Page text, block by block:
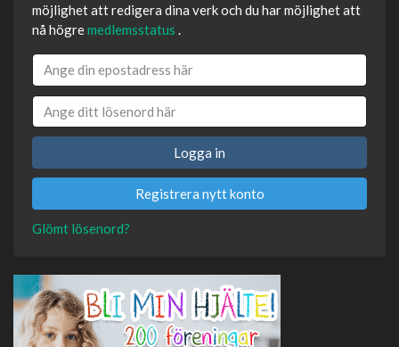
möjlighet att redigera dina verk och du har möjlighet att
nå högremedlemsstatus .
Logga in
Registrera nytt konto
Glömt lösenord?